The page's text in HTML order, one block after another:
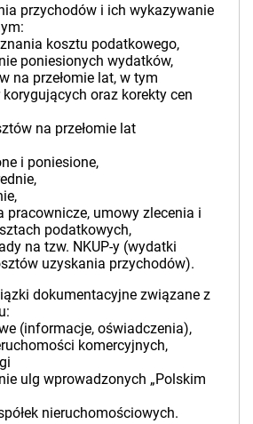
przychodów i ich wykazywanie
kosztu podatkowego,
poniesionych wydatków,
na przełomie lat, w tym
oraz korekty cen
na przełomie lat
i poniesione,
pracownicze, umowy zlecenia i
podatkowych,
na tzw. NKUP-y (wydatki
uzyskania przychodów).
dokumentacyjne związane z
(informacje, oświadczenia),
komercyjnych,
ulg wprowadzonych „Polskim
nieruchomościowych.